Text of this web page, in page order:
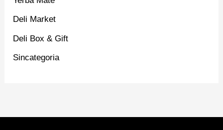
Deli Market
Deli Box & Gift
Sincategoria